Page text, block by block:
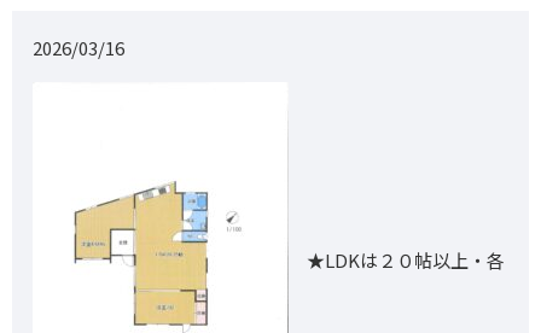
2026/03/16
★LDKは２０帖以上・各